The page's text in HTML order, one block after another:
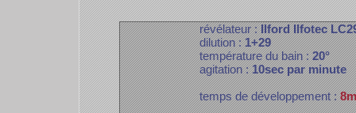
révélateur :Ilford Ilfotec
dilution :1+29
température du bain :20°
agitation :10sec par minute
temps de développement :